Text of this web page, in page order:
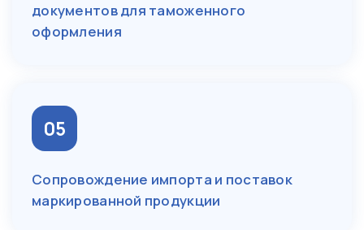
документов для таможенного
оформления
05
Сопровождение импорта и поставок
маркированной продукции